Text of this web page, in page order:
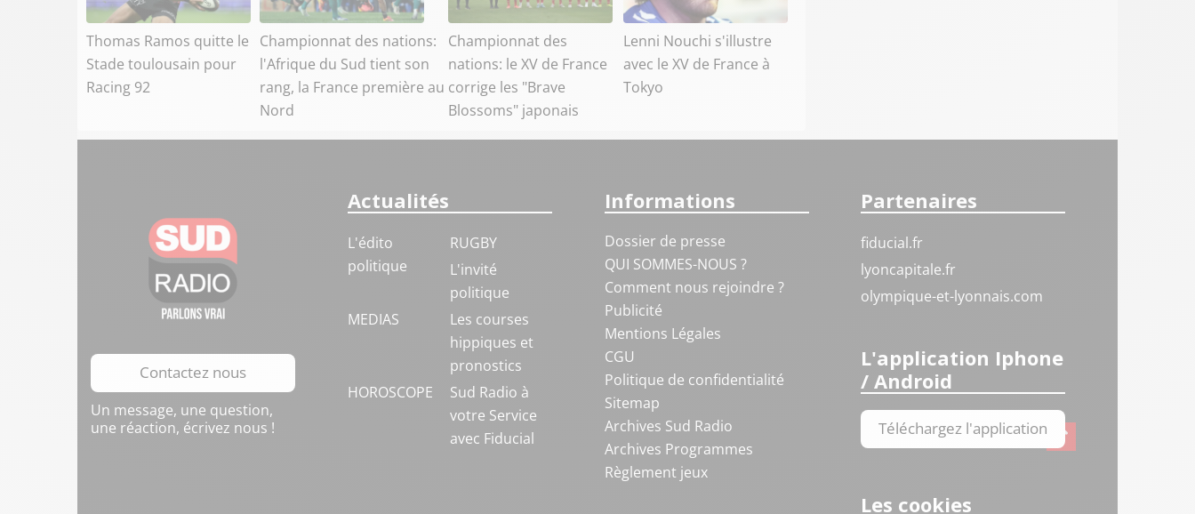
Thomas Ramos quitte le
Stade toulousain pour
Racing 92
Championnat des nations:
l'Afrique du Sud tient son
rang, la France première au
Nord
Championnat des
nations: le XV de France
corrige les "Brave
Blossoms" japonais
Lenni Nouchi s'illustre
avec le XV de France à
Tokyo
Contactez nous
Un message, une question,
une réaction, écrivez nous !
Actualités
L'édito
politique
RUGBY
L'invité
politique
MEDIAS
Les courses
hippiques et
pronostics
HOROSCOPE
Sud Radio à
votre Service
avec Fiducial
Informations
Dossier de presse
QUI SOMMES-NOUS ?
Comment nous rejoindre ?
Publicité
Mentions Légales
CGU
Politique de confidentialité
Sitemap
Archives Sud Radio
Archives Programmes
Règlement jeux
Partenaires
fiducial.fr
lyoncapitale.fr
olympique-et-lyonnais.com
L'application Iphone
/ Android
Téléchargez l'application
Les cookies